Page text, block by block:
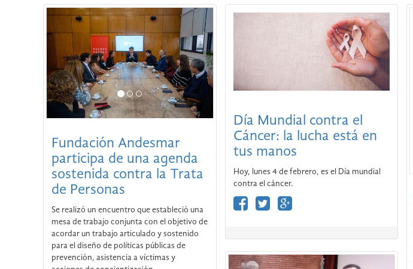
Fundación Andesmar
participa de una agenda
sostenida contra la Trata
de Personas
Se realizó un encuentro que estableció una
mesa de trabajo conjunta con el objetivo de
acordar un trabajo articulado y sostenido
para el diseño de políticas públicas de
prevención, asistencia a víctimas y
Día Mundial contra el
Cáncer: la lucha está en
tus manos
Hoy, lunes 4 de febrero, es el Día mundial
contra el cáncer.